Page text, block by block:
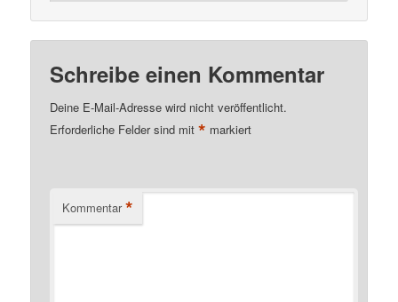
Schreibe einen Kommentar
Deine E-Mail-Adresse wird nicht veröffentlicht.
Erforderliche Felder sind mit* markiert
Kommentar *